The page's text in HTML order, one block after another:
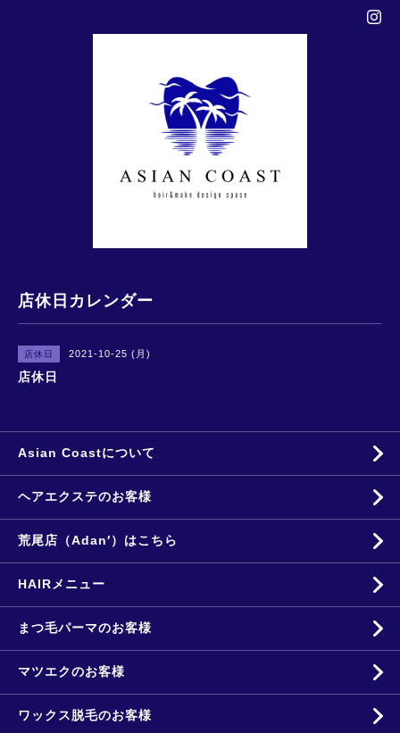
店休日カレンダー
店休日 2021-10-25 (月)
店休日
Asian Coastについて
ヘアエクステのお客様
荒尾店（Adan′）はこちら
HAIRメニュー
まつ毛パーマのお客様
マツエクのお客様
ワックス脱毛のお客様